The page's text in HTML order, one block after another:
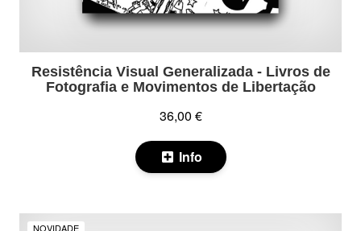
Resistência Visual Generalizada - Livros de
Fotografia e Movimentos de Libertação
36,00 €
Info
NOVIDADE